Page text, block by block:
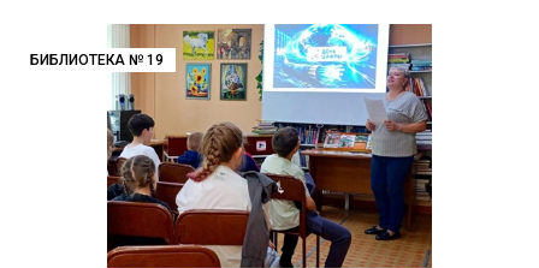
БИБЛИОТЕКА № 19